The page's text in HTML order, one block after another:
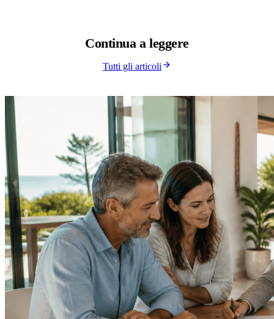
Continua aleggere
Tutti gli articoli